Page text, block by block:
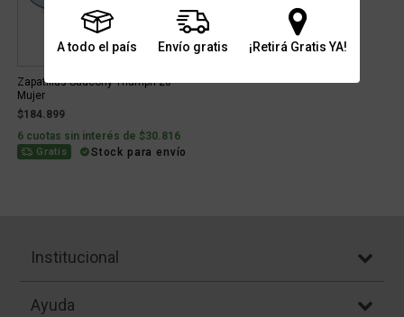
A todo el país Envío gratis ¡Retirá Gratis YA!
Zapatillas Saucony Triumph 20
Mujer
$184.899
6 cuotas sin interés de $30.816
Gratis Stock para envío
Institucional
Ayuda